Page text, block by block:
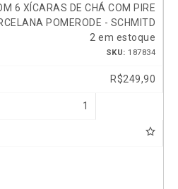
6 XÍCARAS DE CHÁ COM PIRE
POMERODE - SCHMITD
2 em estoque
SKU: 187834
R$249,90
1